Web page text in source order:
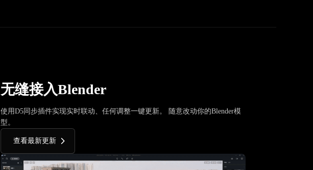
无缝接入Blender
使用D5同步插件实现实时联动、任何调整一键更新。 随意改动你的Blender模
型。
查看最新更新